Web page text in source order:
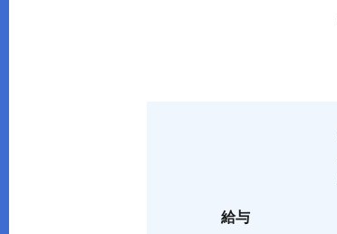
給与